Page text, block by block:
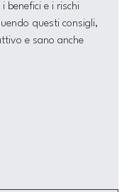
benefici e i rischi
questi consigli,
e sano anche